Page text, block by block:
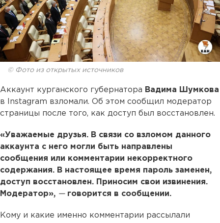
© Фото из открытых источников
Аккаунт курганского губернатора Вадима Шумкова
в Instagram взломали. Об этом сообщил модератор
страницы после того, как доступ был восстановлен.
«Уважаемые друзья. В связи со взломом данного
аккаунта с него могли быть направлены
сообщения или комментарии некорректного
содержания. В настоящее время пароль заменен,
доступ восстановлен. Приносим свои извинения.
Модератор», —говорится в сообщении.
Кому и какие именно комментарии рассылали